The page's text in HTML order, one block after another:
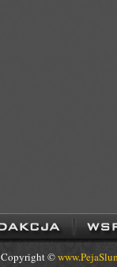
Copyright ©